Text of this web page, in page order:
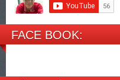
FACE BOOK: